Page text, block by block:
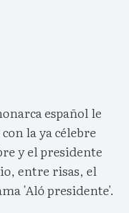
español le
la ya célebre
y el presidente
entre risas, el
'Aló presidente'.